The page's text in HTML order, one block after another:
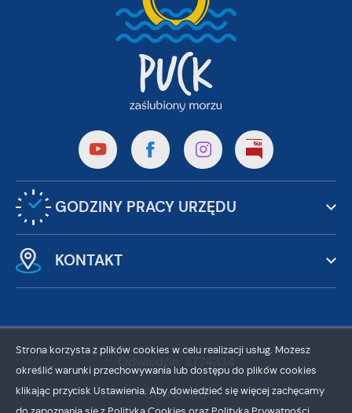
GODZINY PRACY URZĘDU
KONTAKT
Online: 367
Strona korzysta z plików cookies w celu realizacji usług. Możesz
określić warunki przechowywania lub dostępu do plików cookies
klikając przycisk Ustawienia. Aby dowiedzieć się więcej zachęcamy